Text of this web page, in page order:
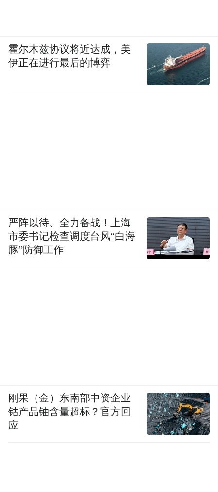
霍尔木兹协议将近达成，美
伊正在进行最后的博弈
严阵以待、全力备战！上海
市委书记检查调度台风“白海
豚”防御工作
刚果（金）东南部中资企业
钴产品铀含量超标？官方回
应